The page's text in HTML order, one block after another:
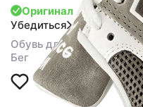
Оригинал
Убедиться
Обувь для спорта
Бег